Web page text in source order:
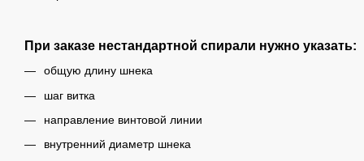
При заказе нестандартной спирали нужно указать:
общую длину шнека
шаг витка
направление винтовой линии
внутренний диаметр шнека